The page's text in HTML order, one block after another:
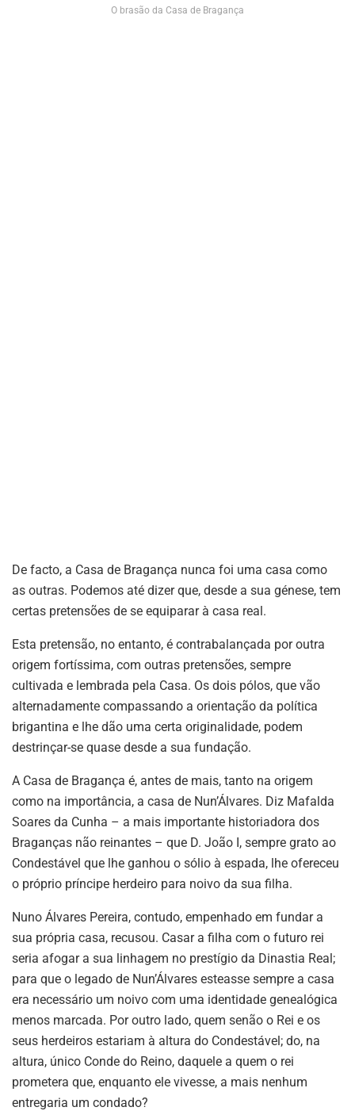
O brasão da Casa de Bragança
De facto, a Casa de Bragança nunca foi uma casa como
as outras. Podemos até dizer que, desde a sua génese, tem
certas pretensões de se equiparar à casa real.
Esta pretensão, no entanto, é contrabalançada por outra
origem fortíssima, com outras pretensões, sempre
cultivada e lembrada pela Casa. Os dois pólos, que vão
alternadamente compassando a orientação da política
brigantina e lhe dão uma certa originalidade, podem
destrinçar-se quase desde a sua fundação.
A Casa de Bragança é, antes de mais, tanto na origem
como na importância, a casa de Nun’Álvares. Diz Mafalda
Soares da Cunha – a mais importante historiadora dos
Braganças não reinantes – que D. João I, sempre grato ao
Condestável que lhe ganhou o sólio à espada, lhe ofereceu
o próprio príncipe herdeiro para noivo da sua filha.
Nuno Álvares Pereira, contudo, empenhado em fundar a
sua própria casa, recusou. Casar a filha com o futuro rei
seria afogar a sua linhagem no prestígio da Dinastia Real;
para que o legado de Nun’Álvares esteasse sempre a casa
era necessário um noivo com uma identidade genealógica
menos marcada. Por outro lado, quem senão o Rei e os
seus herdeiros estariam à altura do Condestável; do, na
altura, único Conde do Reino, daquele a quem o rei
prometera que, enquanto ele vivesse, a mais nenhum
entregaria um condado?